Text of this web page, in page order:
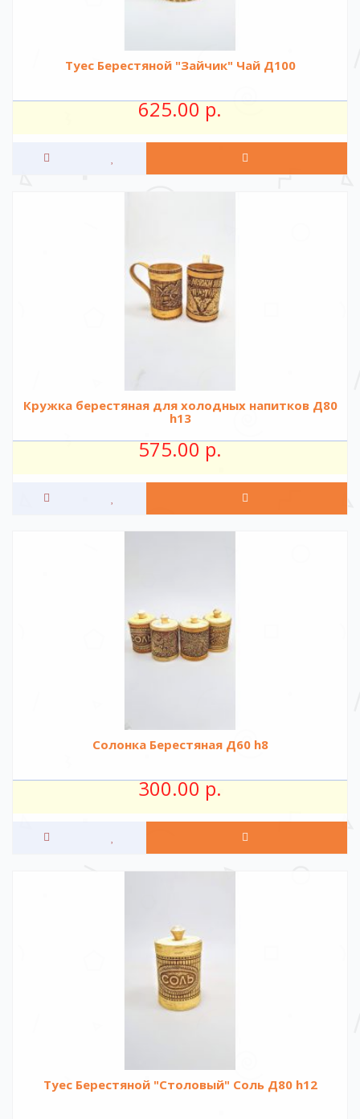
Туес Берестяной "Зайчик" Чай Д100
625.00 р.
Кружка берестяная для холодных напитков Д80
h13
575.00 р.
Солонка Берестяная Д60 h8
300.00 р.
Туес Берестяной "Столовый" Соль Д80 h12